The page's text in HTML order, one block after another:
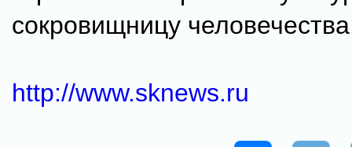
сокровищницу
http://www.sknews.ru